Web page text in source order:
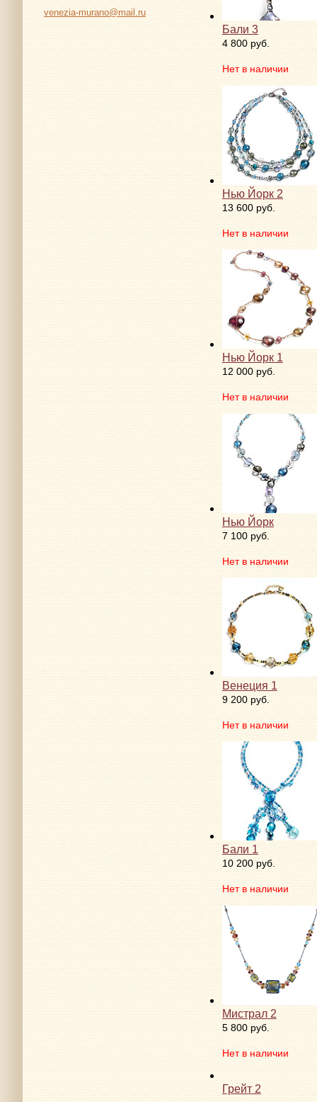
venezia-murano@mail.ru
Бали 3
4 800 руб.
Нет в наличии
Нью Йорк 2
13 600 руб.
Нет в наличии
Нью Йорк 1
12 000 руб.
Нет в наличии
Нью Йорк
7 100 руб.
Нет в наличии
Венеция 1
9 200 руб.
Нет в наличии
Бали 1
10 200 руб.
Нет в наличии
Мистрал 2
5 800 руб.
Нет в наличии
Грейт 2